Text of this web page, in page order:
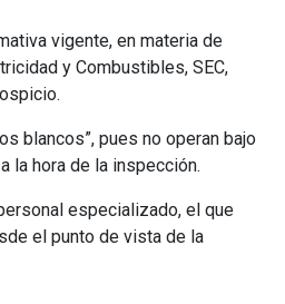
vigente, en materia de
y Combustibles, SEC,
blancos”, pues no operan bajo
la hora de la inspección.
especializado, el que
el punto de vista de la